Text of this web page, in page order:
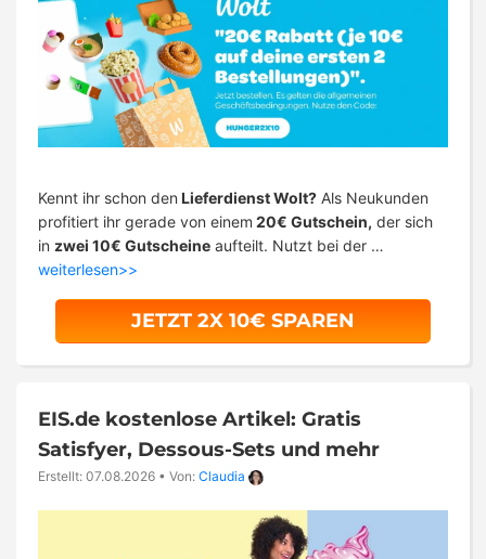
Kennt ihr schon den Lieferdienst Wolt? Als Neukunden
profitiert ihr gerade von einem 20€ Gutschein, der sich
in zwei 10€ Gutscheine aufteilt. Nutzt bei der …
weiterlesen>>
JETZT 2X 10€ SPAREN
EIS.de kostenlose Artikel: Gratis
Satisfyer, Dessous-Sets und mehr
Erstellt: 07.08.2026 • Von: Claudia